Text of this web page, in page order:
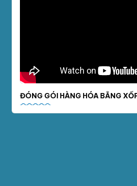
ĐÓNG GÓI HÀNG HÓA BẰNG